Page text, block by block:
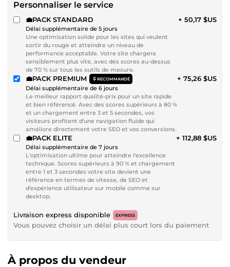
Personnaliser le service
💼PACK STANDARD
Délai supplémentaire de 5 jours
Une optimisation solide pour les sites qui veulent
sortir du rouge et atteindre un niveau de
performance acceptable. Votre site chargera
sensiblement plus vite, avec des scores au-dessus
de 70 % sur tous les outils de mesure.
+ 50,17 $US
💼PACK PREMIUM RECOMMANDÉ
Délai supplémentaire de 6 jours
Le meilleur rapport qualité-prix pour un site rapide
et bien référencé. Avec des scores supérieurs à 80 %
et un chargement entre 3 et 5 secondes, vos
visiteurs profitent d'une navigation fluide qui
améliore directement votre SEO et vos conversions.
+ 75,26 $US
💼PACK ELITE
Délai supplémentaire de 7 jours
L'optimisation ultime pour atteindre l'excellence
technique. Scores supérieurs à 90 % et chargement
entre 1 et 3 secondes votre site devient une
référence en termes de vitesse, de SEO et
d'expérience utilisateur sur mobile comme sur
desktop.
+ 112,88 $US
Livraison express disponible EXPRESS
Vous pouvez choisir un délai plus court lors du paiement
À propos du vendeur